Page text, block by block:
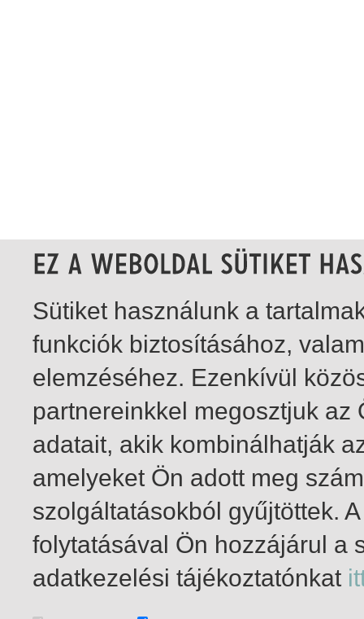
1-2 / összesen 2 találat
Sütiket használunk a
funkciók biztosításához,
elemzéséhez. Ezenkívül
partnereinkkel megosztjuk
adatait, akik kombinálhatják
amelyeket Ön adott meg
szolgáltatásokból gyűjtöttek.
folytatásával Ön hozzájárul a
adatkezelési tájékoztatónkat